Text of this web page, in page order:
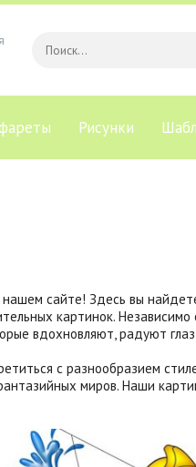
Рисунки
сайте! Здесь вы
картинок.
вдохновляют, радуют
с разнообразием
миров. Наши